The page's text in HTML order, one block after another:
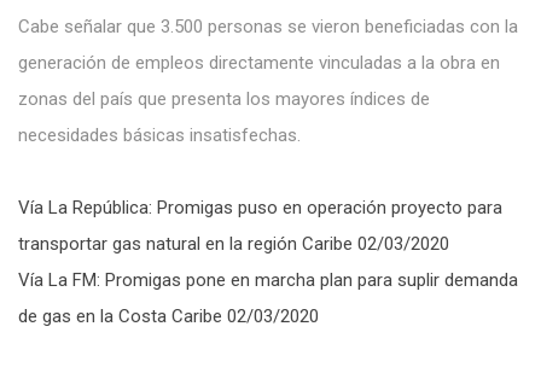
Cabe señalar que 3.500 personas se vieron beneficiadas con la
generación de empleos directamente vinculadas a la obra en
zonas del país que presenta los mayores índices de
necesidades básicas insatisfechas.
Vía La República: Promigas puso en operación proyecto para
transportar gas natural en la región Caribe 02/03/2020
Vía La FM: Promigas pone en marcha plan para suplir demanda
de gas en la Costa Caribe 02/03/2020